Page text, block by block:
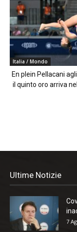
Italia / Mondo
En plein Pellacani
il quinto oro arriva nel
Ultime Notizie
7